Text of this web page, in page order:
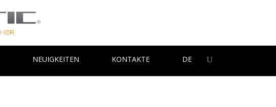
NEUIGKEITEN KONTAKTE DE